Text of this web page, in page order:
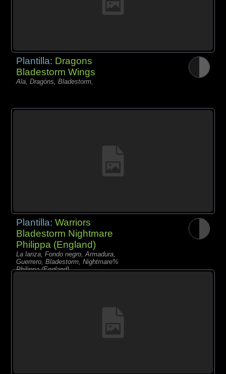
Plantilla: Dragons
Bladestorm Wings
Ala, Dragóns, Bladestorm,
Plantilla:Warriors
Bladestorm Nightmare
Philippa (England)
La lanza, Fondo negro, Armadura,
Guerrero, Bladestorm, Nightmare%
Philippa (England)